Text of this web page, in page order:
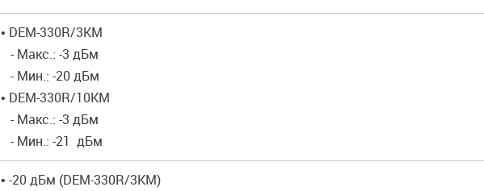
• DEM-330R/3KM
- Макс.: -3 дБм
- Мин.: -20 дБм
• DEM-330R/10KM
- Макс.: -3 дБм
- Мин.: -21 дБм
• -20 дБм (DEM-330R/3KM)